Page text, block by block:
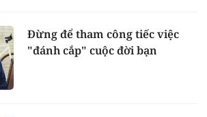
Đừng để tham công tiếc việc
"đánh cắp" cuộc đời bạn